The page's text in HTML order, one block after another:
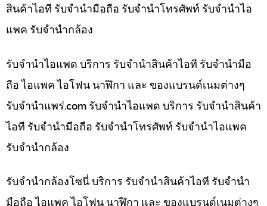
สินค้าไอที รับจำนำมือถือ รับจำนำโทรศัพท์ รับจำนำไอ
แพค รับจำนำกล้อง
รับจำนำไอแพด บริการ รับจำนำสินค้าไอที รับจำนำมือ
ถือ ไอแพค ไอโฟน นาฬิกา และ ของแบรนด์เนมต่างๆ
รับจํานําแพร่.com รับจำนำไอแพด บริการ รับจำนำสินค้า
ไอที รับจำนำมือถือ รับจำนำโทรศัพท์ รับจำนำไอแพค
รับจำนำกล้อง
รับจำนำกล้องโซนี่ บริการ รับจำนำสินค้าไอที รับจำนำ
มือถือ ไอแพค ไอโฟน นาฬิกา และ ของแบรนด์เนมต่างๆ